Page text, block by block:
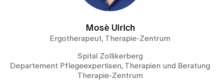
Mosè Ulrich
Ergotherapeut, Therapie-Zentrum
Spital Zollikerberg
Departement Pflegeexpertisen, Therapien und Beratung
Therapie-Zentrum